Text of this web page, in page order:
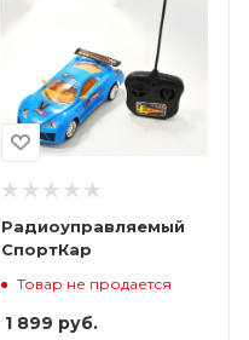
Радиоуправляемый
СпортКар
Товар не продается
1 899 руб.